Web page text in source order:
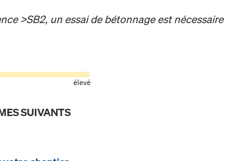
>SB2, un essai de bétonnage est nécessaire
SUIVANTS